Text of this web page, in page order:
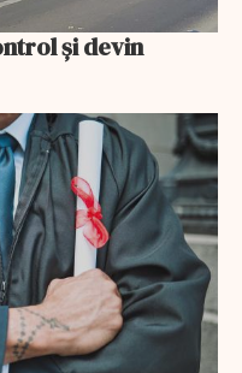
și devin